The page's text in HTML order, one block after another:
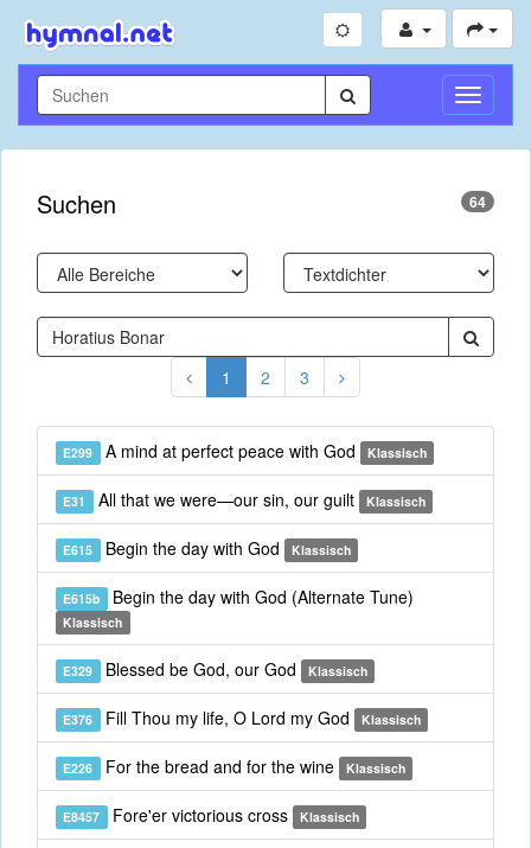
Suchen 64
1 2 3
E299 A mind at perfect peace with God Klassisch
E31 All that we were—our sin, our guilt Klassisch
E615 Begin the day with God Klassisch
E615b Begin the day with God (Alternate Tune)
Klassisch
E329 Blessed be God, our God Klassisch
E376 Fill Thou my life, O Lord my God Klassisch
E226 For the bread and for the wine Klassisch
E8457 Fore'er victorious cross Klassisch